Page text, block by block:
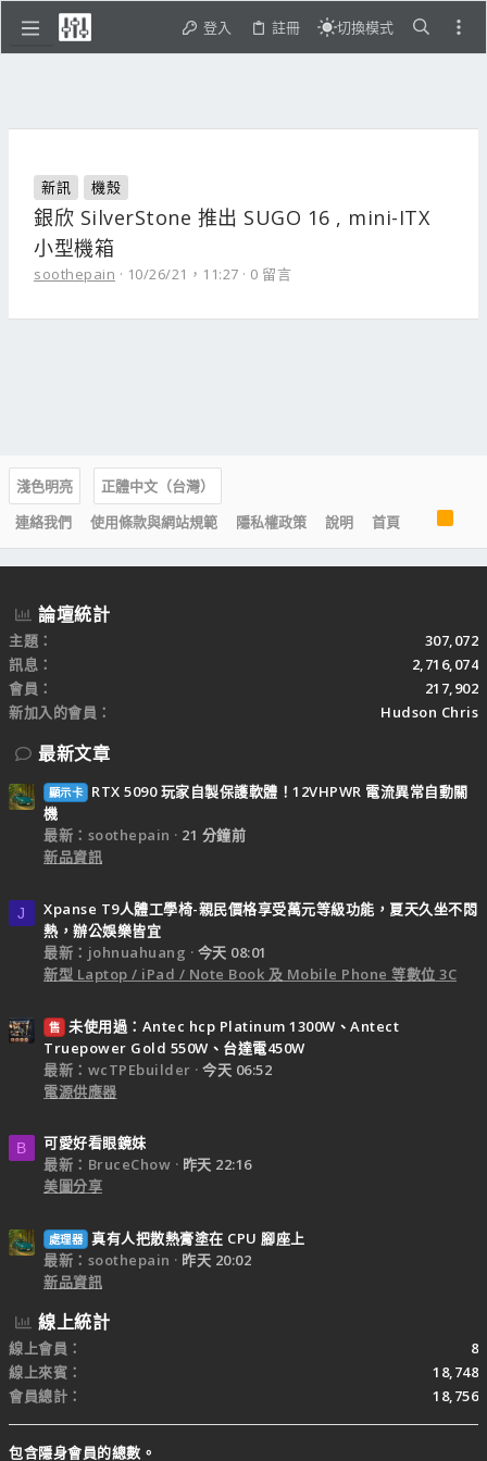
登入 註冊 切換模式
新訊 機殼
銀欣 SilverStone 推出 SUGO 16 , mini-ITX
小型機箱
soothepain 10/26/21，11:27 0 留言
淺色明亮
正體中文（台灣）
連絡我們
使用條款與網站規範 隱私權政策 說明 首頁
R
S
S
論壇統計
主題
307,072
訊息
2,716,074
會員
217,902
新加入的會員
Hudson Chris
最新文章
顯示卡
RTX 5090 玩家自製保護軟體！12VHPWR 電流異常自動關
機
最新：soothepain
21 分鐘前
新品資訊
J
Xpanse T9人體工學椅-親民價格享受萬元等級功能，夏天久坐不悶
熱，辦公娛樂皆宜
最新：johnuahuang
今天 08:01
新型 Laptop / iPad / Note Book 及 Mobile Phone 等數位 3C
售 未使用過：Antec hcp Platinum 1300W、Antect
Truepower Gold 550W、台達電450W
最新：wcTPEbuilder
今天 06:52
電源供應器
B
可愛好看眼鏡妹
最新：BruceChow
昨天 22:16
美圖分享
處理器 真有人把散熱膏塗在 CPU 腳座上
最新：soothepain
昨天 20:02
新品資訊
線上統計
線上會員
8
線上來賓
18,748
會員總計
18,756
包含隱身會員的總數。